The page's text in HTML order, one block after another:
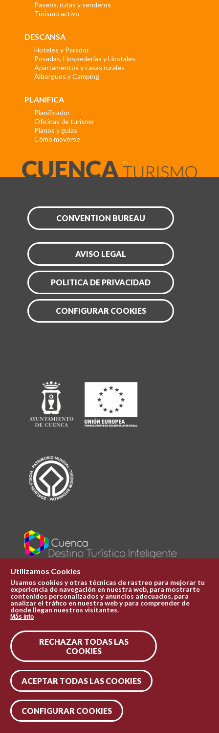
Paseos, rutas y senderos
Turismo activo
DESCANSA
Hoteles y Parador
Posadas, Hospederías y Hostales
Apartamentos y casas rurales
Albergues y Camping
PLANIFICA
Planificador
Oficinas de turismo
Planos y guías
Cómo moverse
CONVENTION BUREAU
AVISO LEGAL
POLITICA DE PRIVACIDAD
CONFIGURAR COOKIES
Plaza Mayor 1
969 241 051
ofi.turismo@cuenca.es
Síguenos en las redes
Utilizamos Cookies
Usamos cookies y otras técnicas de rastreo para mejorar tu
experiencia de navegación en nuestra web, para mostrarte
contenidos personalizados y anuncios adecuados, para
analizar el tráfico en nuestra web y para comprender de
donde llegan nuestros visitantes.
Más info
RECHAZAR TODAS LAS
COOKIES
ACEPTAR TODAS LAS COOKIES
CONFIGURAR COOKIES